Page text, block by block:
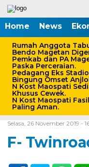
Home News
Rumah Anggota
Bendo Magetan
Pemkab dan PA
Paska Perceraian.
Pedagang Eks
Bingung Omset
N Kost Maospati
Khusus Cewek.
N Kost Maospati
Paling Aman.
Home /
Selasa, 26 November 2019 -
F-